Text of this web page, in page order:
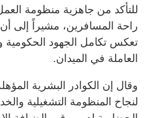
للتأكد من جاهزية منظومة
راحة المسافرين، مشيراً إلى
تعكس تكامل الجهود الحكومية
العاملة في الميدان.
وقال إن الكوادر البشرية
لنجاح المنظومة التشغيلية